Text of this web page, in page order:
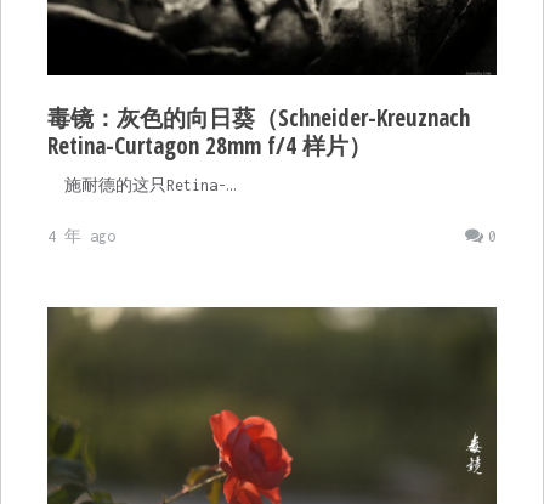
毒镜：灰色的向日葵（Schneider-Kreuznach
Retina-Curtagon 28mm f/4 样片）
施耐德的这只Retina-…
0
4 年 ago